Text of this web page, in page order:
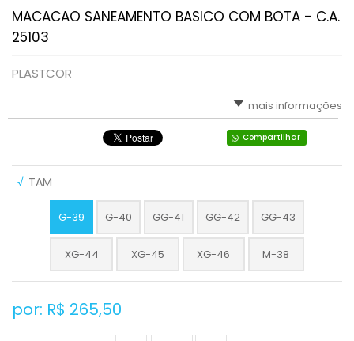
MACACAO SANEAMENTO BASICO COM BOTA - C.A.
25103
PLASTCOR
mais informações
Compartilhar
√ TAM
G-39 G-40 GG-41 GG-42 GG-43
XG-44 XG-45 XG-46 M-38
por: R$ 265,50